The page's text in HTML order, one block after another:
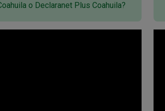
o Declaranet Plus Coahuila?